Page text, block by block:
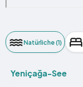
Natürliche (1)
Yeniçağa-See